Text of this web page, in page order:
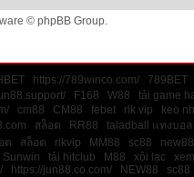
© phpBB Group.
https://789winco.com/ 789BET
F168 W88 tải game
cm88 CM88 febet rik vip keo
สล็อต RR88 taladball แทงบอ
ต สล็อต rikvip MM88 sc88 new88
Sunwin tải hitclub M88 xôi lạc
https://jun88.co.com/ NEW88 sc88